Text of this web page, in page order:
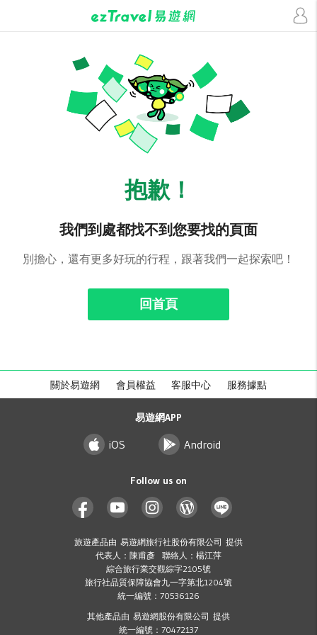
抱歉！
我們到處都找不到您要找的頁面
別擔心，還有更多好玩的行程，跟著我們一起探索吧！
回首頁
關於易遊網 會員權益 客服中心 服務據點
易遊網APP
iOS Android
Follow us on
旅遊產品由 易遊網旅行社股份有限公司 提供
代表人：陳甫彥 聯絡人：楊江萍
綜合旅行業交觀綜字2105號
旅行社品質保障協會九一字第北1204號
統一編號：70536126
其他產品由 易遊網股份有限公司 提供
統一編號：70472137